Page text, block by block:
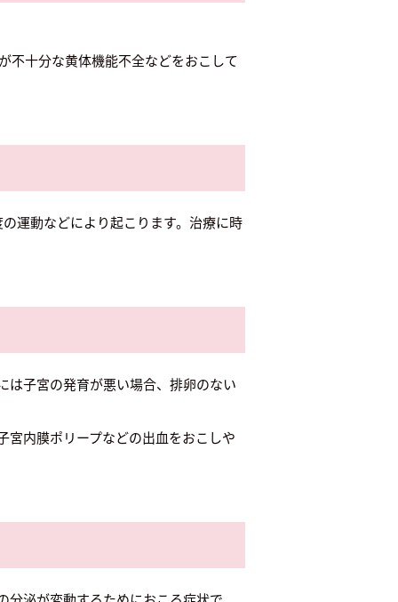
不十分な黄体機能不全などをおこして
運動などにより起こります。治療に時
は子宮の発育が悪い場合、排卵のない
宮内膜ポリープなどの出血をおこしや